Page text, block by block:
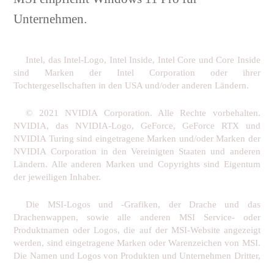
Unternehmen.
Intel, das Intel-Logo, Intel Inside, Intel Core und Core Inside
sind Marken der Intel Corporation oder ihrer
Tochtergesellschaften in den USA und/oder anderen Ländern.
© 2021 NVIDIA Corporation. Alle Rechte vorbehalten.
NVIDIA, das NVIDIA-Logo, GeForce, GeForce RTX und
NVIDIA Turing sind eingetragene Marken und/oder Marken der
NVIDIA Corporation in den Vereinigten Staaten und anderen
Ländern. Alle anderen Marken und Copyrights sind Eigentum
der jeweiligen Inhaber.
Die MSI-Logos und -Grafiken, der Drache und das
Drachenwappen, sowie alle anderen MSI Service- oder
Produktnamen oder Logos, die auf der MSI-Website angezeigt
werden, sind eingetragene Marken oder Warenzeichen von MSI.
Die Namen und Logos von Produkten und Unternehmen Dritter,